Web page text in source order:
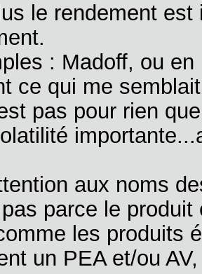
le rendement
: Madoff, ou en
ce qui me
pas pour rien
aux noms
parce le
les produits
un PEA et/ou